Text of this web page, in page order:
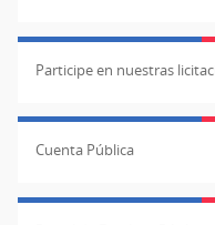
Participe en nuestras
Cuenta Pública